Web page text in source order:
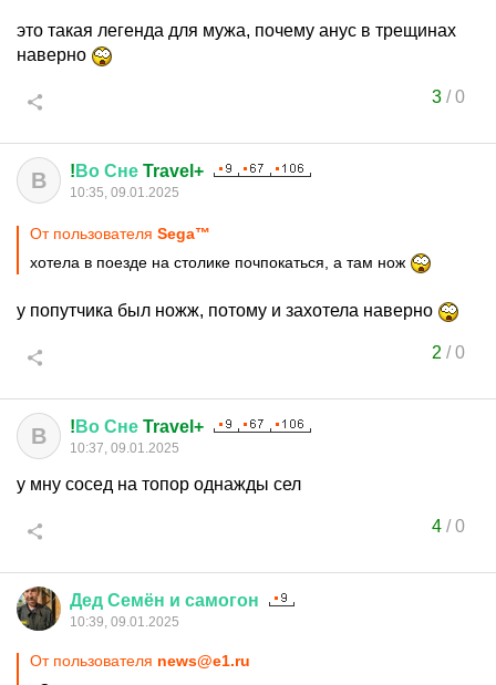
это такая легенда для мужа, почему анус в трещинах
наверно
3/0
В ! Во Сне Travel+
10:35, 09.01.2025
От пользователя Sega™
хотела в поезде на столике почпокаться, а там нож
у попутчика был ножж, потому и захотела наверно
2 /0
В ! Во Сне Travel+
10:37, 09.01.2025
у мну сосед на топор однажды сел
4/0
Дед Семён и самогон
10:39, 09.01.2025
От пользователя news@e1.ru